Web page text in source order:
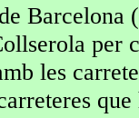
Barcelona
per
les